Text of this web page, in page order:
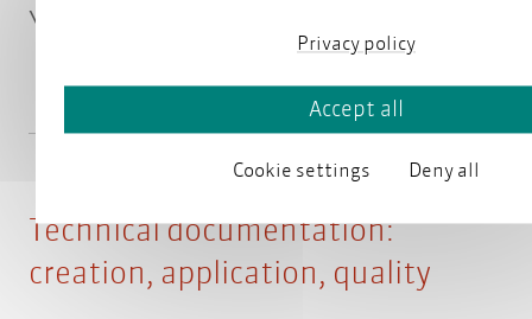
You might also be interested in
Technical documentation:
creation, application, quality
Privacy policy
Cookie settings Deny all
Accept all